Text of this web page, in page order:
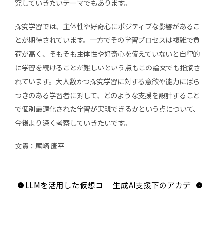
究していきたいテーマでもあります。
探究学習では、主体性や好奇心にポジティブな影響があるこ
とが期待されています。一方でその学習プロセスは複雑で負
荷が高く、そもそも主体性や好奇心を備えていないと自律的
に学習を続けることが難しいという点もこの論文でも指摘さ
れています。大人数かつ探究学習に対する意欲や能力にばら
つきのある学習者に対して、どのような支援を設計すること
で個別最適化された学習が実現できるかという点について、
今後より深く考察していきたいです。
文責：尾崎 康平
LLMを活用した仮想コンパニオンによるメタ認知支援―自己調整型eラーニングの可能性 生成AI支援下のアカデミックライティングのプロセス分析―LSA×ENAによる可視化